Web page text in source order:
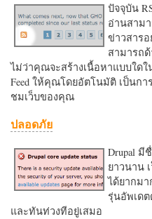
ปัจจุบัน
อ่านสาม
ข่าวสาร
สามารถด้
ไม่ว่าคุณจะสร้างเนื้อหาแบบใดใ
Feed ให้คุณโดยอัตโนมัติ เป็นก
ชมเว็บของคุณ
ปลอดภัย
Drupal มี
ยาวนาน
ได้ยากม
รุ่นอัพเด
และทันท่วงทีอยู่เสมอ